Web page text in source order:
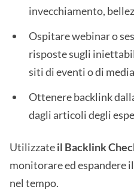
invecchiamento,
Ospitare webinar o
risposte sugli
siti di eventi o di
Ottenere backlink
dagli articoli degli
Utilizzateil Backlink
monitorare ed espandere
nel tempo.